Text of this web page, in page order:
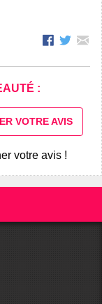
:
VOTRE AVIS
votre avis !